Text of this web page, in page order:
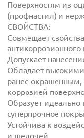
Поверхностям из
(профнастил) и
СВОЙСТВА:
Совмещает
антикоррозионного
Допускает
Обладает
ранее
коррозией
Образует идеально
суперпрочное
Устойчива к
и щелочей